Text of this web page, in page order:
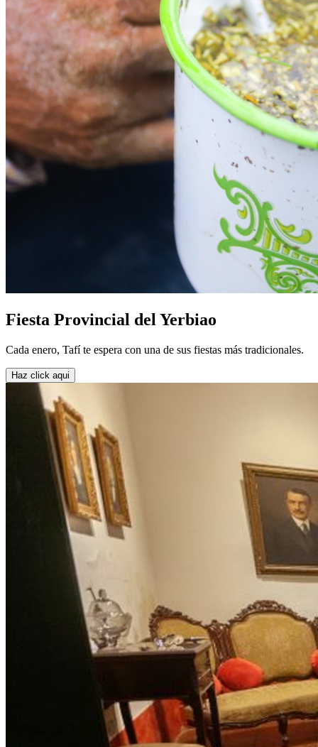
Fiesta Provincial del Yerbiao
Cada enero, Tafí te espera con una de sus fiestas más tradicionales.
Haz click aqui